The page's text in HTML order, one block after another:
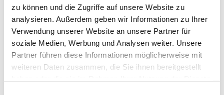
zu können und die Zugriffe auf unsere Website zu
analysieren. Außerdem geben wir Informationen zu Ihrer
Verwendung unserer Website an unsere Partner für
soziale Medien, Werbung und Analysen weiter. Unsere
Partner führen diese Informationen möglicherweise mit
weiteren Daten zusammen, die Sie ihnen bereitgestellt